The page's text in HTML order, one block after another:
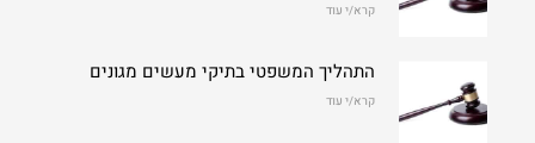
קרא/י עוד
התהליך המשפטי בתיקי מעשים מגונים
קרא/י עוד